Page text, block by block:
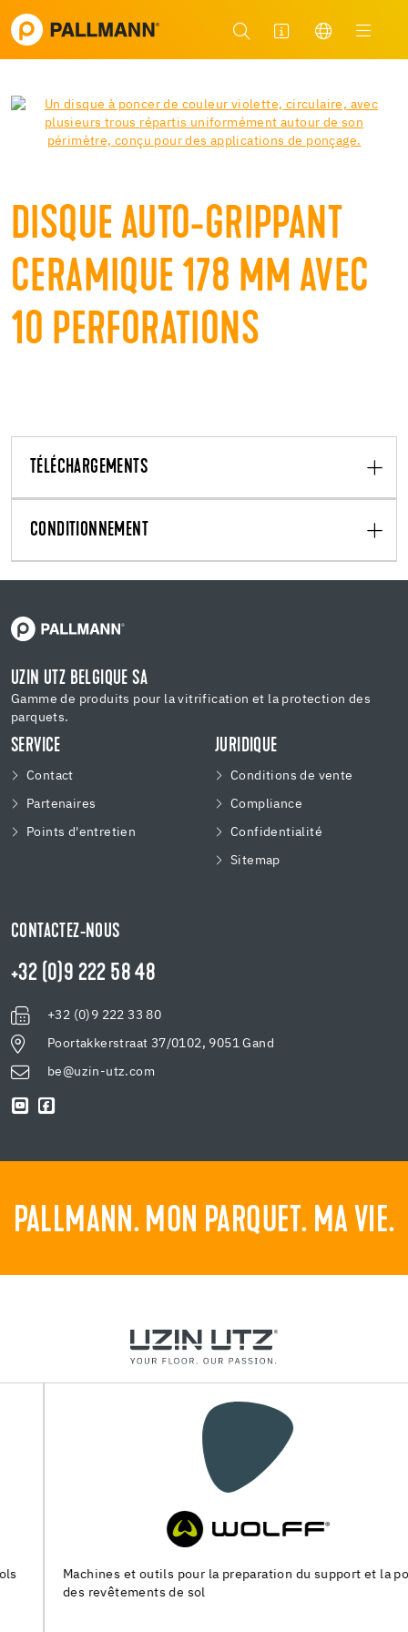
DISQUE AUTO-GRIPPANT
CERAMIQUE 178 MM AVEC
10 PERFORATIONS
TÉLÉCHARGEMENTS
CONDITIONNEMENT
UZIN UTZ BELGIQUE SA
Gamme de produits pour la vitrification et la protection des
parquets.
SERVICE
Contact
Partenaires
Points d'entretien
JURIDIQUE
Conditions de vente
Compliance
Confidentialité
Sitemap
CONTACTEZ-NOUS
+32 (0)9 222 58 48
+32 (0)9 222 33 80
Poortakkerstraat 37/0102, 9051 Gand
be@uzin-utz.com
PALLMANN. MON PARQUET. MA VIE.
Machines et outils pour la preparation du support et la pose
des revêtements de sol